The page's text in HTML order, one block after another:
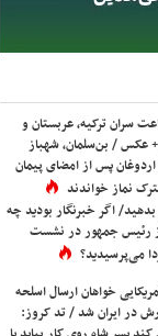
سران ترکیه، عربستان و
+ عکس / بن‌سلمان، شهباز
پس از امضای پیمان
نماز خواندند
اگر خبرنگار بودید چه
رئیس جمهور در نشست
می‌پرسیدید؟
خواهان ارسال اسلحه
در ایران شد / تد کروز: